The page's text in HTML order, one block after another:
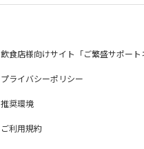
飲食店様向けサイト「ご繁盛サポート
プライバシーポリシー
推奨環境
ご利用規約